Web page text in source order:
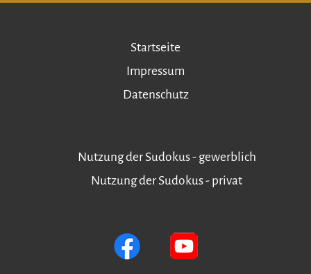
Startseite
Impressum
Datenschutz
Nutzung der Sudokus - gewerblich
Nutzung der Sudokus - privat